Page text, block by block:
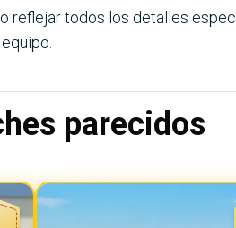
reflejar todos los detalles
parecidos